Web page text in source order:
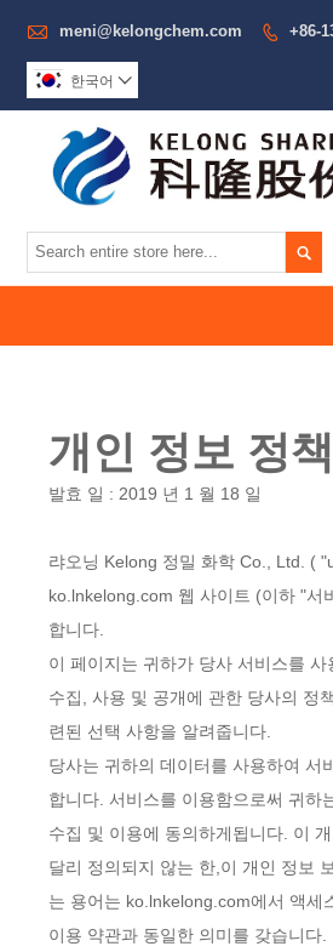
 meni@kelongchem.com  +86-
한국어 

개인 정보 정책
발효 일 : 2019 년 1 월 18 일
랴오닝 Kelong 정밀 화학 Co., Ltd. (
ko.lnkelong.com 웹 사이트 (이하 "서
합니다.
이 페이지는 귀하가 당사 서비스를 사
수집, 사용 및 공개에 관한 당사의 정
련된 선택 사항을 알려줍니다.
당사는 귀하의 데이터를 사용하여 서
합니다. 서비스를 이용함으로써 귀하
수집 및 이용에 동의하게됩니다. 이
달리 정의되지 않는 한,이 개인 정보
는 용어는 ko.lnkelong.com에서 액세
이용 약관과 동일한 의미를 갖습니다.